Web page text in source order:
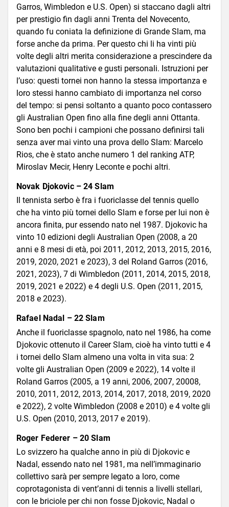
Garros, Wimbledon e U.S. Open) si staccano dagli altri
per prestigio fin dagli anni Trenta del Novecento,
quando fu coniata la definizione di Grande Slam, ma
forse anche da prima. Per questo chi li ha vinti più
volte degli altri merita considerazione a prescindere da
valutazioni qualitative e gusti personali. Istruzioni per
l’uso: questi tornei non hanno la stessa importanza e
loro stessi hanno cambiato di importanza nel corso
del tempo: si pensi soltanto a quanto poco contassero
gli Australian Open fino alla fine degli anni Ottanta.
Sono ben pochi i campioni che possano definirsi tali
senza aver mai vinto una prova dello Slam: Marcelo
Rios, che è stato anche numero 1 del ranking ATP,
Miroslav Mecir, Henry Leconte e pochi altri.
Novak Djokovic – 24 Slam
Il tennista serbo è fra i fuoriclasse del tennis quello
che ha vinto più tornei dello Slam e forse per lui non è
ancora finita, pur essendo nato nel 1987. Djokovic ha
vinto 10 edizioni degli Australian Open (2008, a 20
anni e 8 mesi di età, poi 2011, 2012, 2013, 2015, 2016,
2019, 2020, 2021 e 2023), 3 del Roland Garros (2016,
2021, 2023), 7 di Wimbledon (2011, 2014, 2015, 2018,
2019, 2021 e 2022) e 4 degli U.S. Open (2011, 2015,
2018 e 2023).
Rafael Nadal – 22 Slam
Anche il fuoriclasse spagnolo, nato nel 1986, ha come
Djokovic ottenuto il Career Slam, cioè ha vinto tutti e 4
i tornei dello Slam almeno una volta in vita sua: 2
volte gli Australian Open (2009 e 2022), 14 volte il
Roland Garros (2005, a 19 anni, 2006, 2007, 20008,
2010, 2011, 2012, 2013, 2014, 2017, 2018, 2019, 2020
e 2022), 2 volte Wimbledon (2008 e 2010) e 4 volte gli
U.S. Open (2010, 2013, 2017 e 2019).
Roger Federer – 20 Slam
Lo svizzero ha qualche anno in più di Djokovic e
Nadal, essendo nato nel 1981, ma nell’immaginario
collettivo sarà per sempre legato a loro, come
coprotagonista di vent’anni di tennis a livelli stellari,
con le briciole per chi non fosse Djokovic, Nadal o